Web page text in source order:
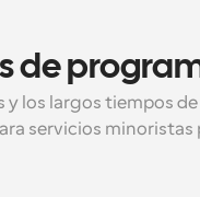
de
y los largos tiempos
servicios minoristas